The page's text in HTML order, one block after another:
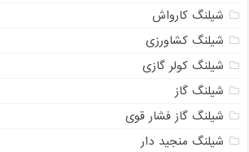
شیلنگ کارواش
شیلنگ کشاورزی
شیلنگ کولر گازی
شیلنگ گاز
شیلنگ گاز فشار قوی
شیلنگ منجید دار